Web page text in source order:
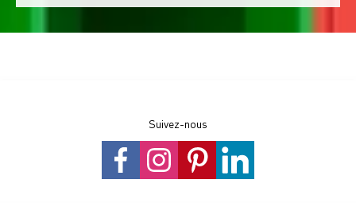
Suivez-nous